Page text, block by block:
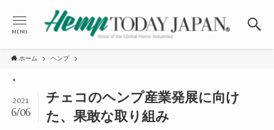
MENU
ホーム ヘンプ
チェコのヘンプ産業発展に向け
た、果敢な取り組み
2021
6/06